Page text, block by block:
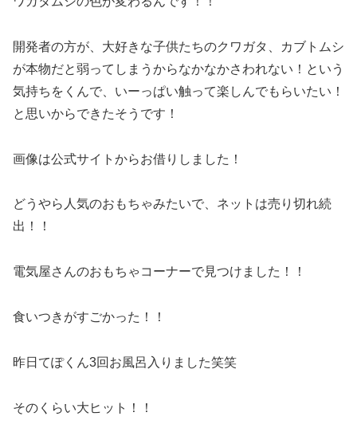
開発者の方が、大好きな子供たちのクワガタ、カブトムシ
が本物だと弱ってしまうからなかなかさわれない！という
気持ちをくんで、いーっぱい触って楽しんでもらいたい！
と思いからできたそうです！
画像は公式サイトからお借りしました！
どうやら人気のおもちゃみたいで、ネットは売り切れ続
出！！
電気屋さんのおもちゃコーナーで見つけました！！
食いつきがすごかった！！
昨日てぽくん3回お風呂入りました笑笑
そのくらい大ヒット！！